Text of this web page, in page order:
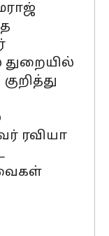
துறையில்
ரவியா